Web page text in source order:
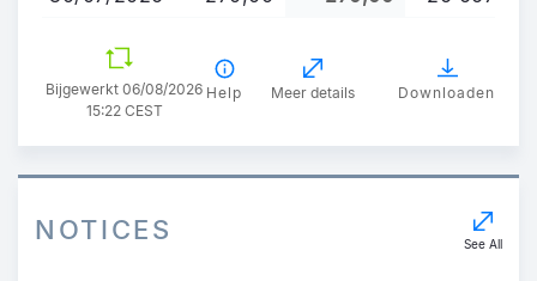
Bijgewerkt 06/08/2026
15:22 CEST
Help Meer details Downloaden
NOTICES See All